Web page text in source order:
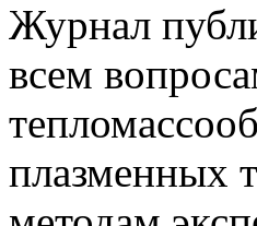
Журнал
всем
плазменных